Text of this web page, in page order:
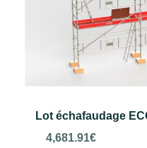
Lot échafaudage
4,681.91€